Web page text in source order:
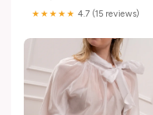
★★★★★ 4.7 (15 reviews)